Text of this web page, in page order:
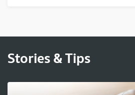
Stories & Tips